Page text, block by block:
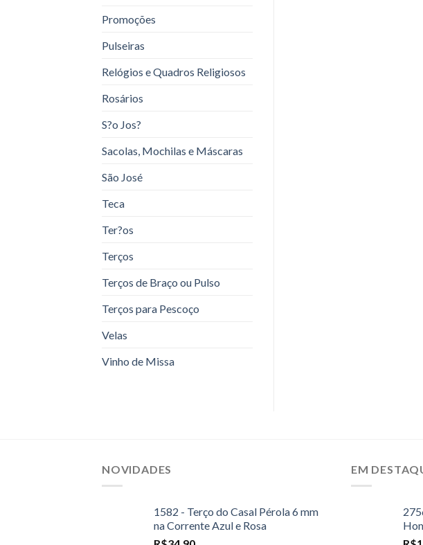
Promoções
Pulseiras
Relógios e Quadros Religiosos
Rosários
S?o Jos?
Sacolas, Mochilas e Máscaras
São José
Teca
Ter?os
Terços
Terços de Braço ou Pulso
Terços para Pescoço
Velas
Vinho de Missa
NOVIDADES
1582 - Terço do Casal Pérola 6 mm
na Corrente Azul e Rosa
EM